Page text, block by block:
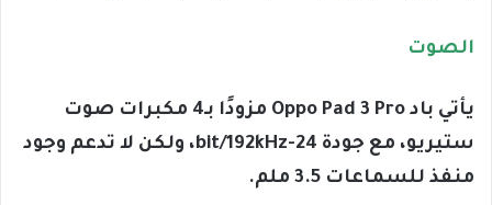
الصوت
يأتي باد Oppo Pad 3 Pro مزودًا بـ4 مكبرات صوت
ستيريو، مع جودة 24-bit/192kHz، ولكن لا تدعم وجود
منفذ للسماعات 3.5 ملم.